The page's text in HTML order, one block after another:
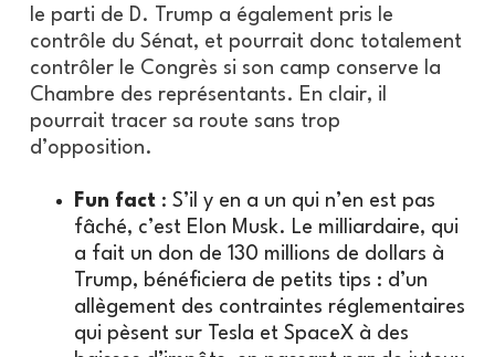
le parti de D. Trump a également pris le
contrôle du Sénat, et pourrait donc totalement
contrôler le Congrès si son camp conserve la
Chambre des représentants. En clair, il
pourrait tracer sa route sans trop
d’opposition.
Fun fact: S’il y en a un qui n’en est pas
fâché, c’est Elon Musk. Le milliardaire, qui
a fait un don de 130 millions de dollars à
Trump, bénéficiera de petits tips : d’un
allègement des contraintes réglementaires
qui pèsent sur Tesla et SpaceX à des